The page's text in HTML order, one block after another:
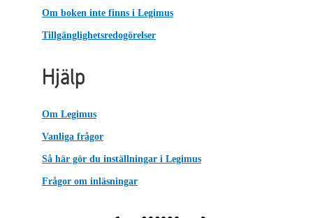
Om boken inte finns i Legimus
Tillgänglighetsredogörelser
Hjälp
Om Legimus
Vanliga frågor
Så här gör du inställningar i Legimus
Frågor om inläsningar